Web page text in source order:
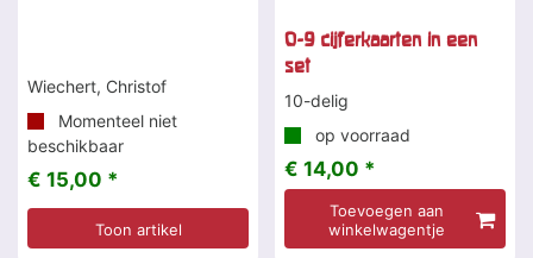
Wiechert, Christof
Momenteel niet
beschikbaar
€ 15,00 *
Toon artikel
0-9 cijferkaarten in een
set
10-delig
op voorraad
€ 14,00 *
Toevoegen aan
winkelwagentje